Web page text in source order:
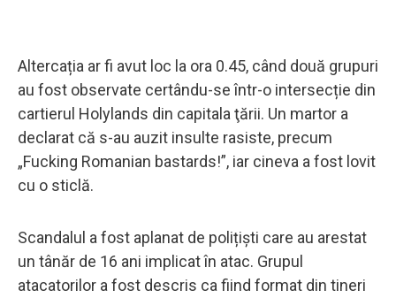
Altercația ar fi avut loc la ora 0.45, când două grupuri
au fost observate certându-se într-o intersecție din
cartierul Holylands din capitala ţării. Un martor a
declarat că s-au auzit insulte rasiste, precum
„Fucking Romanian bastards!”, iar cineva a fost lovit
cu o sticlă.
Scandalul a fost aplanat de polițiști care au arestat
un tânăr de 16 ani implicat în atac. Grupul
atacatorilor a fost descris ca fiind format din tineri